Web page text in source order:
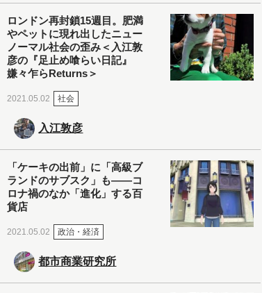
ロンドン再封鎖15週目。肥満
やペットに現れ出したニュー
ノーマル社会の歪み＜入江敦
彦の『足止め喰らい日記』
嫌々乍らReturns＞
2021.05.02 社会
入江敦彦
「ケーキの出前」に「高級ブ
ランドのサブスク」も――コ
ロナ禍のなか「進化」する百
貨店
2021.05.02 政治・経済
都市商業研究所